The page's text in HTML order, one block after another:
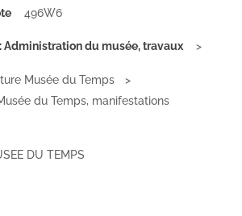
496W6
Administration du musée, travaux
Musée du Temps
du Temps, manifestations
DU TEMPS